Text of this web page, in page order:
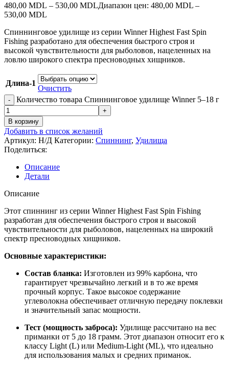
480,00 MDL – 530,00 MDLДиапазон цен: 480,00 MDL –
530,00 MDL
Спиннинговое удилище из серии Winner Highest Fast Spin
Fishing разработано для обеспечения быстрого строя и
высокой чувствительности для рыболовов, нацеленных на
ловлю широкого спектра пресноводных хищников.
Длина-1
Очистить
Количество товара Спиннинговое удилище Winner 5–18 г
В корзину
Добавить в список желаний
Артикул: Н/Д Категории: Спиннинг, Удилища
Поделиться:
Описание
Детали
Описание
Этот спиннинг из серии Winner Highest Fast Spin Fishing
разработан для обеспечения быстрого строя и высокой
чувствительности для рыболовов, нацеленных на широкий
спектр пресноводных хищников.
Основные характеристики:
Состав бланка: Изготовлен из 99% карбона, что
гарантирует чрезвычайно легкий и в то же время
прочный корпус. Такое высокое содержание
углеволокна обеспечивает отличную передачу поклевки
и значительный запас мощности.
Тест (мощность заброса): Удилище рассчитано на вес
приманки от 5 до 18 грамм. Этот диапазон относит его к
классу Light (L) или Medium-Light (ML), что идеально
для использования малых и средних приманок.